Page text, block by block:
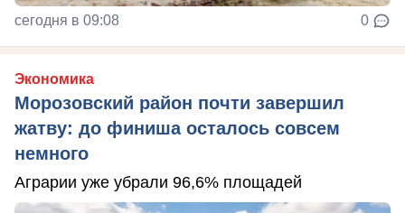
сегодня в 09:08 0
Экономика
Морозовский район почти завершил
жатву: до финиша осталось совсем
немного
Аграрии уже убрали 96,6% площадей